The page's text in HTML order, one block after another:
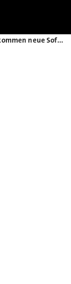
Fünf Mio. Diesel bekommen neue Software